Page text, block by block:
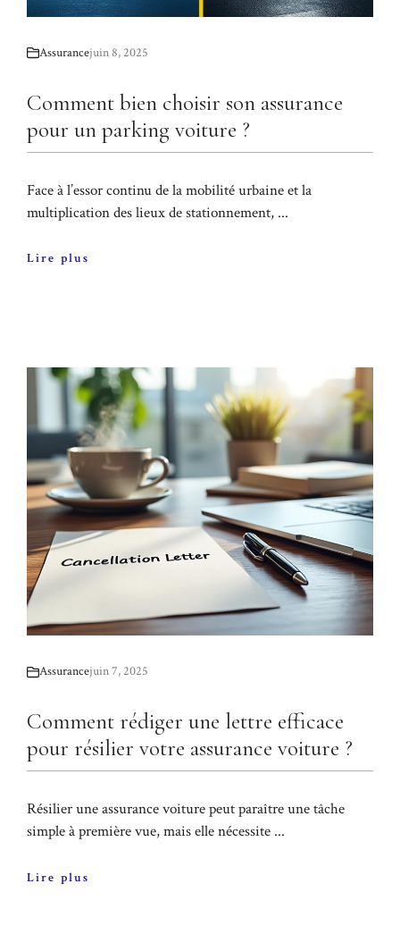
Assurancejuin 8, 2025
Comment bien choisir son assurance
pour un parking voiture ?
Face à l’essor continu de la mobilité urbaine et la
multiplication des lieux de stationnement, ...
Lire plus
Assurancejuin 7, 2025
Comment rédiger une lettre efficace
pour résilier votre assurance voiture ?
Résilier une assurance voiture peut paraître une tâche
simple à première vue, mais elle nécessite ...
Lire plus